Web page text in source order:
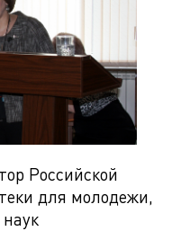
Российской
для молодежи,